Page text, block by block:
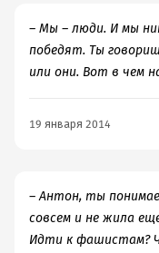
– Мы – люди. И мы
победят. Ты
или они. Вот в чем
19 января 2014
– Антон, ты
совсем и не жила
Идти к фашистам?